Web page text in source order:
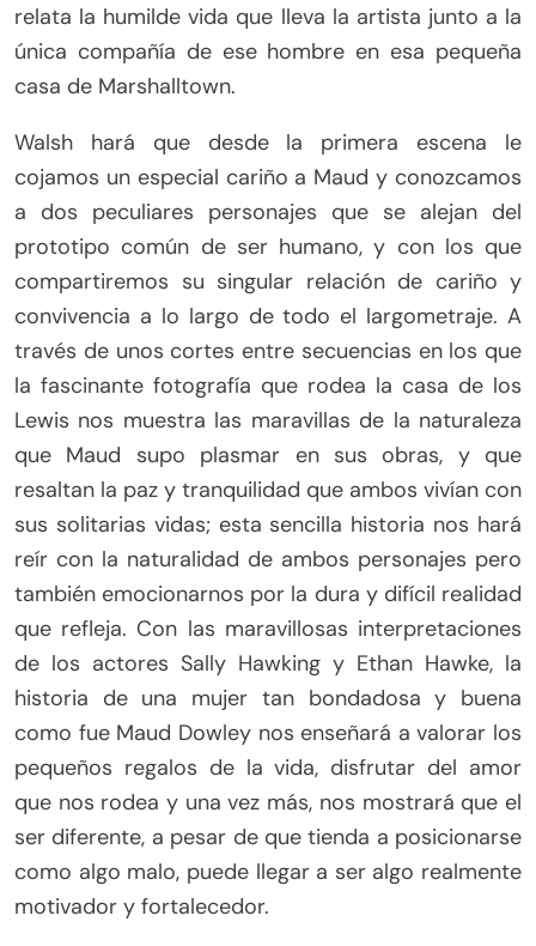
relata la humilde vida que lleva la artista junto a la
única compañía de ese hombre en esa pequeña
casa de Marshalltown.
Walsh hará que desde la primera escena le
cojamos un especial cariño a Maud y conozcamos
a dos peculiares personajes que se alejan del
prototipo común de ser humano, y con los que
compartiremos su singular relación de cariño y
convivencia a lo largo de todo el largometraje. A
través de unos cortes entre secuencias en los que
la fascinante fotografía que rodea la casa de los
Lewis nos muestra las maravillas de la naturaleza
que Maud supo plasmar en sus obras, y que
resaltan la paz y tranquilidad que ambos vivían con
sus solitarias vidas; esta sencilla historia nos hará
reír con la naturalidad de ambos personajes pero
también emocionarnos por la dura y difícil realidad
que refleja. Con las maravillosas interpretaciones
de los actores Sally Hawking y Ethan Hawke, la
historia de una mujer tan bondadosa y buena
como fue Maud Dowley nos enseñará a valorar los
pequeños regalos de la vida, disfrutar del amor
que nos rodea y una vez más, nos mostrará que el
ser diferente, a pesar de que tienda a posicionarse
como algo malo, puede llegar a ser algo realmente
motivador y fortalecedor.